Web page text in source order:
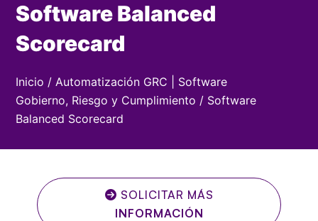
Software Balanced
Scorecard
Inicio /Automatización GRC | Software
Gobierno, Riesgo y Cumplimiento / Software
Balanced Scorecard
SOLICITAR MÁS
INFORMACIÓN